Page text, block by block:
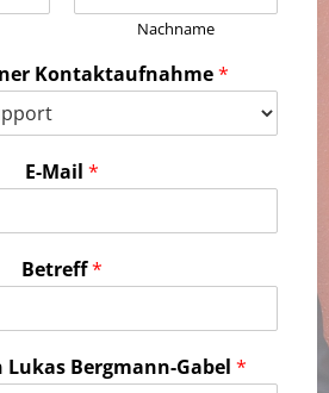
Nachname
Kontaktaufnahme*
E-Mail *
Betreff*
Bergmann-Gabel *